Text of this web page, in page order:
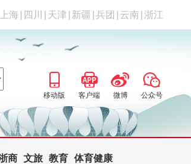
上海 四川 天津 新疆 兵团 云南 浙江
移动版 客户端 微博 公众号
商 文旅 教育 体育健康